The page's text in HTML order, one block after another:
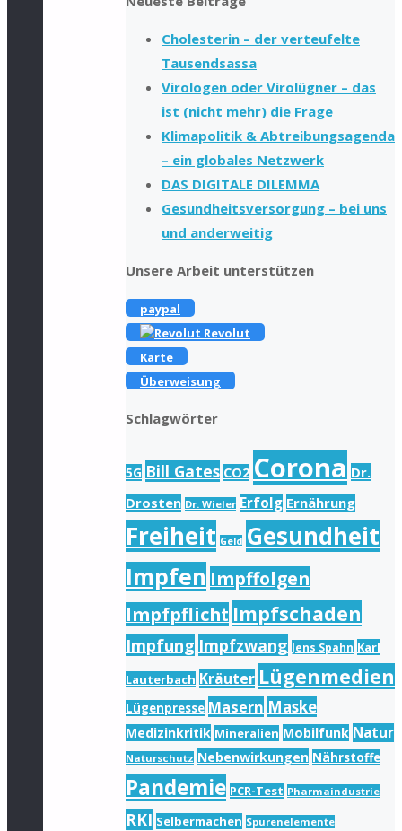
Cholesterin – der verteufelte
Tausendsassa
Virologen oder Virolügner – das
ist (nicht mehr) die Frage
Klimapolitik & Abtreibungsagenda
– ein globales Netzwerk
DAS DIGITALE DILEMMA
Gesundheitsversorgung – bei uns
und anderweitig
Unsere Arbeit unterstützen
paypal
Revolut
Karte
Überweisung
Schlagwörter
5G Bill Gates CO2 Corona Dr.
Drosten Dr. Wieler Erfolg Ernährung
Freiheit Geld Gesundheit
Impfen Impffolgen
Impfpflicht Impfschaden
Impfung Impfzwang Jens Spahn Karl
Lauterbach Kräuter Lügenmedien
Lügenpresse Masern Maske
Medizinkritik Mineralien Mobilfunk Natur
Naturschutz Nebenwirkungen Nährstoffe
Pandemie PCR-Test Pharmaindustrie
RKI Selbermachen Spurenelemente